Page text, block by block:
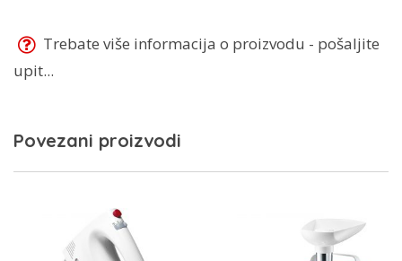
Trebate više informacija o proizvodu - pošaljite
upit...
Povezani proizvodi